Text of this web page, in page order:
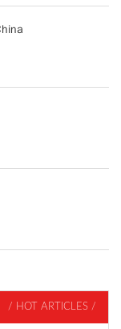
/ HOT ARTICLES /